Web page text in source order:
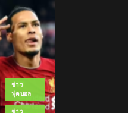
ข่าว
ฟุตบอล
ข่าว